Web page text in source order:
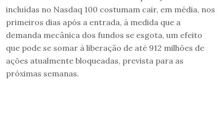
incluídas no Nasdaq 100 costumam cair, em média, nos
primeiros dias após a entrada, à medida que a
demanda mecânica dos fundos se esgota, um efeito
que pode se somar à liberação de até 912 milhões de
ações atualmente bloqueadas, prevista para as
próximas semanas.